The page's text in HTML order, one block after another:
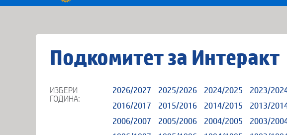
Подкомитет за Интеракт
ИЗБЕРИ
ГОДИНА:
2026/2027 2025/2026 2024/2025 2023/
2016/2017
2015/2016 2014/2015 2013/
2006/2007
2005/2006 2004/2005 2003/